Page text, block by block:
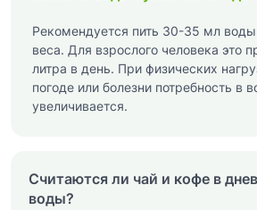
Рекомендуется пить 30-35 мл
веса. Для взрослого человека это
литра в день. При физических
погоде или болезни потребность в
увеличивается.
Считаются ли чай и кофе в
воды?